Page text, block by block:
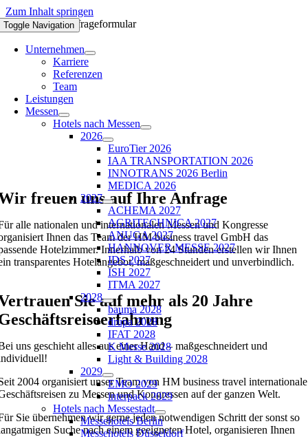
Zum Inhalt springen
Toggle Navigation
Unternehmen
Karriere
Referenzen
Team
Leistungen
Messen
Hotels nach Messen
2026
EuroTier 2026
IAA TRANSPORTATION 2026
INNOTRANS 2026 Berlin
MEDICA 2026
2027
ACHEMA 2027
AGRITECHNICA 2027
ANUGA 2027
HANNOVER MESSE 2027
IDS 2027
ISH 2027
ITMA 2027
2028
bauma 2028
drupa 2028
IFAT 2028
K Messe 2028
Light & Building 2028
2029
EMO 2029
interpack 2029
Hotels nach Messestadt
Messehotels Berlin
Messehotels Düsseldorf
Startseite mit Anfrageformular
freuen uns auf Ihre Anfrage
alle nationalen und internationalen Messen und Kongresse
Ihnen das Team der HM business travel GmbH das
Hotelzimmer. Innerhalb von 24 Stunden erstellen wir Ihnen
transparentes Hotelangebot, maßgeschneidert und unverbindlich.
Sie auf mehr als 20 Jahre
uns geschieht alles aus einer Hand – maßgeschneidert und
2004 organisiert unser Team von HM business travel internationale
zu Messen und Kongressen auf der ganzen Welt.
Sie übernehmen wir gerne jeden notwendigen Schritt der sonst so
Suche nach einem geeigneten Hotel, organisieren Ihnen